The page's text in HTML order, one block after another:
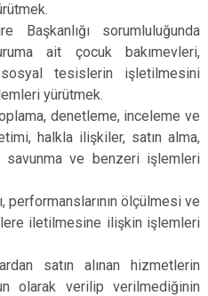
sorumluluğunda
ait çocuk bakımevleri,
tesislerin işletilmesini
yürütmek.
denetleme, inceleme ve
halkla ilişkiler, satın alma,
savunma ve benzeri işlemleri
performanslarının ölçülmesi ve
iletilmesine ilişkin işlemleri
satın alınan hizmetlerin
olarak verilip verilmediğinin